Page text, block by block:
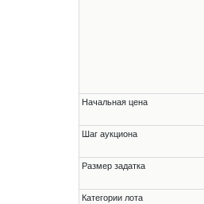
Начальная цена
Шаг аукциона
Размер задатка
Категории лота